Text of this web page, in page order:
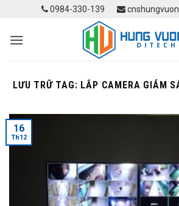
content
0984-330-139
LƯU TRỮ TAG: LẮP CAMERA GIÁM
16
Th12